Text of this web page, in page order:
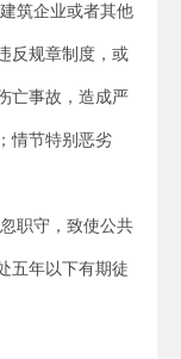
筑企业或者其他
反规章制度，或
亡事故，造成严
情节特别恶劣
职守，致使公共
五年以下有期徒